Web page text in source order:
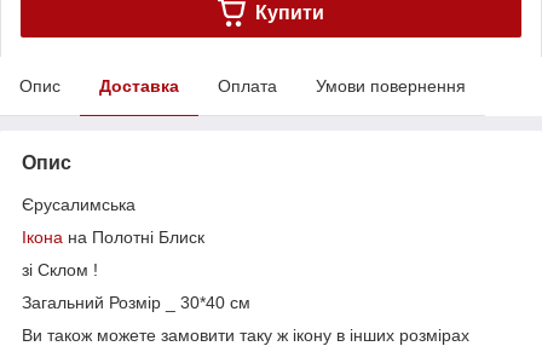
Купити
Опис Доставка Оплата Умови повернення
Опис
Єрусалимська
Ікона на Полотні Блиск
зі Склом !
Загальний Розмір _ 30*40 см
Ви також можете замовити таку ж ікону в інших розмірах